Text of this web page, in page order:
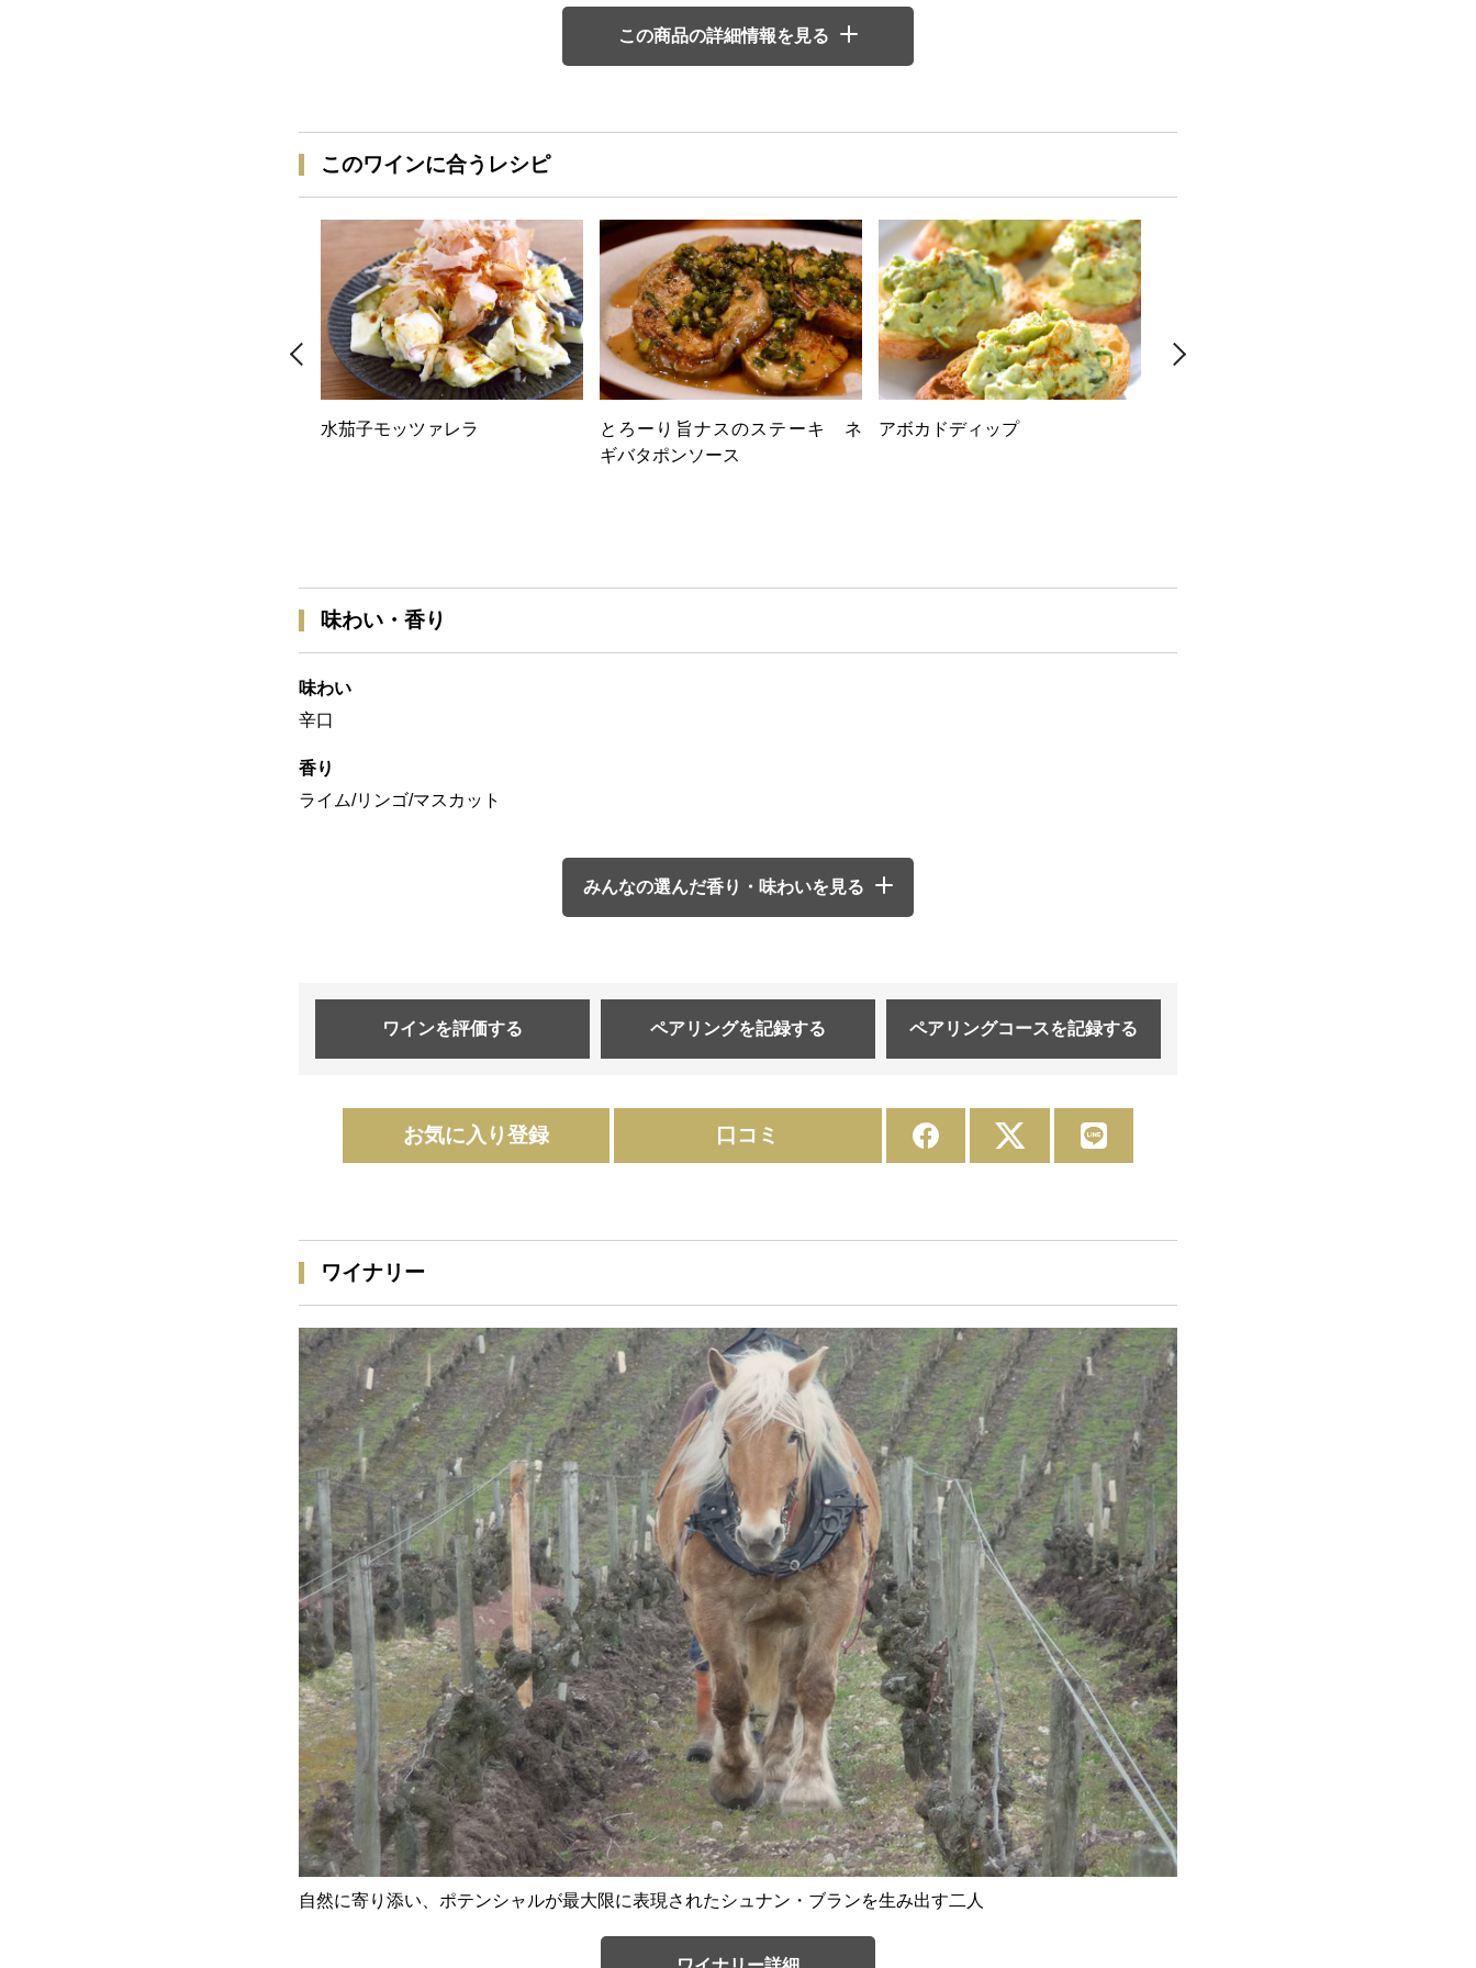
この商品の詳細情報を見る
このワインに合うレシピ
水茄子モッツァレラ
とろーり旨ナスのステーキ ネ
ギバタポンソース
アボカドディップ
味わい・香り
味わい
辛口
香り
ライム/リンゴ/マスカット
みんなの選んだ香り・味わいを見る
ワインを評価する ペアリングを記録する ペアリングコースを記録する
お気に入り登録 口コミ
ワイナリー
自然に寄り添い、ポテンシャルが最大限に表現されたシュナン・ブランを生み出す二人